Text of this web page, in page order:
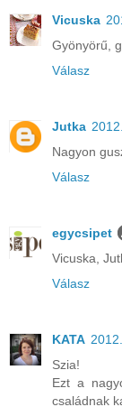
Vicuska
Gyönyörű,
Válasz
Jutka
Nagyon
Válasz
egycsipet
Vicuska,
Válasz
KATA
Szia!
Ezt a
családnak